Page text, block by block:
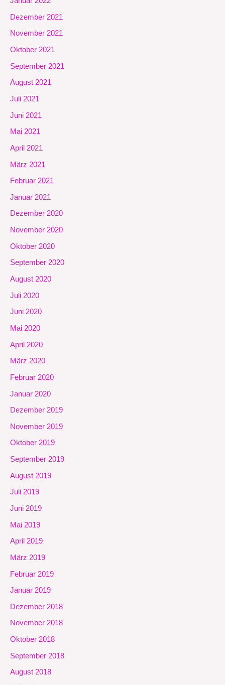
Dezember 2021
November 2021
Oktober 2021
September 2021
August 2021
Juli 2021
Juni 2021
Mai 2021
April 2021
März 2021
Februar 2021
Januar 2021
Dezember 2020
November 2020
Oktober 2020
September 2020
August 2020
Juli 2020
Juni 2020
Mai 2020
April 2020
März 2020
Februar 2020
Januar 2020
Dezember 2019
November 2019
Oktober 2019
September 2019
August 2019
Juli 2019
Juni 2019
Mai 2019
April 2019
März 2019
Februar 2019
Januar 2019
Dezember 2018
November 2018
Oktober 2018
September 2018
August 2018